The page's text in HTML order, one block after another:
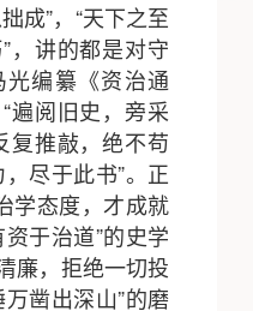
成”，“天下之至
，讲的都是对守
编纂《资治通
遍阅旧史，旁采
复推敲，绝不苟
尽于此书”。正
学态度，才成就
于治道”的史学
廉，拒绝一切投
凿出深山”的磨